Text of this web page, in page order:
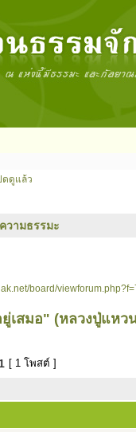
ดดูแล้ว
วามธรรมะ
board/
ยู่เสมอ" (หลวงปู่แห
1 [ 1 โพสต์ ]